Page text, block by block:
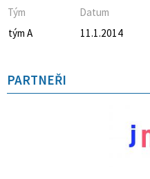
Tým Datum
tým A
11.1.2014
PARTNEŘI